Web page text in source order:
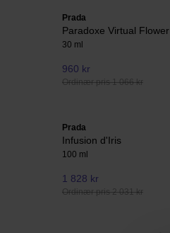
Prada
Paradoxe Virtual Flower
30 ml
960 kr
Ordinær pris 1 066 kr
Prada
Infusion d'Iris
100 ml
1 828 kr
Ordinær pris 2 031 kr